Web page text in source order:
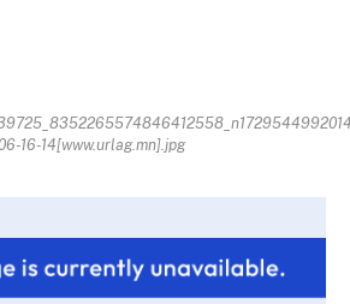
16-14[www.urlag.mn].jpg